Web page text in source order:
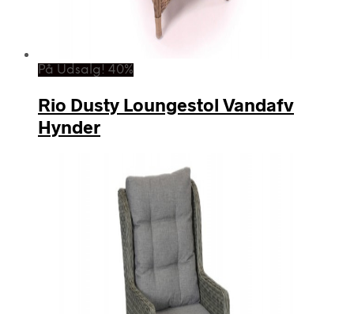
På Udsalg! 40%
Rio Dusty Loungestol Vandafv
Hynder